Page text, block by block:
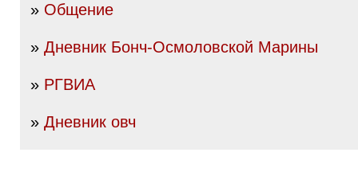
» Общение
» Дневник Бонч-Осмоловской Марины
» РГВИА
» Дневник овч